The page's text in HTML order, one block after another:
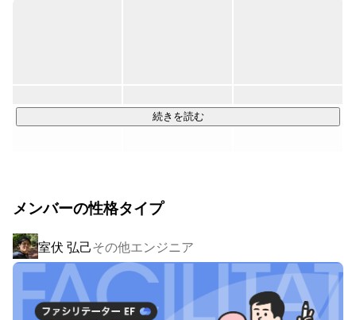
「自分が生んだシステムを、時代の変化に合わせ育てる。」
■これからどんな会社になるの？
2020年に経営コンサルティングとデジタル活用に強みを持
つ、株式会社エル・ティー・エスグループ傘下に入りまし
た。
新しいお客様、新しい分野、業種にチャレンジしていきま
続きを読む
メンバーの性格タイプ
室伏 弘己その他エンジニア